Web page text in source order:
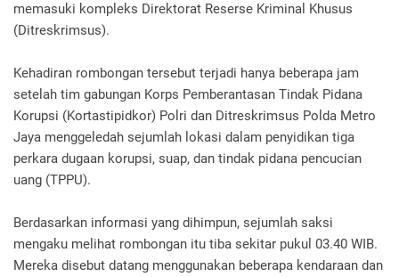
memasuki kompleks Direktorat Reserse Kriminal Khusus
(Ditreskrimsus).
Kehadiran rombongan tersebut terjadi hanya beberapa jam
setelah tim gabungan Korps Pemberantasan Tindak Pidana
Korupsi (Kortastipidkor) Polri dan Ditreskrimsus Polda Metro
Jaya menggeledah sejumlah lokasi dalam penyidikan tiga
perkara dugaan korupsi, suap, dan tindak pidana pencucian
uang (TPPU).
Berdasarkan informasi yang dihimpun, sejumlah saksi
mengaku melihat rombongan itu tiba sekitar pukul 03.40 WIB.
Mereka disebut datang menggunakan beberapa kendaraan dan